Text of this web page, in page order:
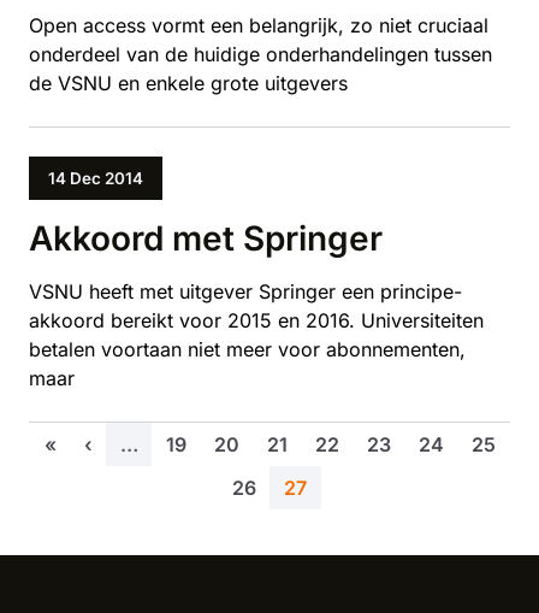
Open access vormt een belangrijk, zo niet cruciaal
onderdeel van de huidige onderhandelingen tussen
de VSNU en enkele grote uitgevers
14 Dec 2014
Akkoord met Springer
VSNU heeft met uitgever Springer een principe-
akkoord bereikt voor 2015 en 2016. Universiteiten
betalen voortaan niet meer voor abonnementen,
maar
Eerste pagina
« Vorige pagina
‹
…
Pagina
19 Pagina
20 Pagina
21 Pagina
22 Pagina
23 Pagina
24 Pagina
25
Pagina
26 Huidige pagina
27